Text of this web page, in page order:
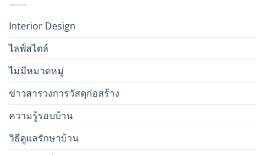
Interior Design
ไลฟ์สไตล์
ไม่มีหมวดหมู่
ข่าวสารวงการวัสดุก่อสร้าง
ความรู้รอบบ้าน
วิธีดูแลรักษาบ้าน